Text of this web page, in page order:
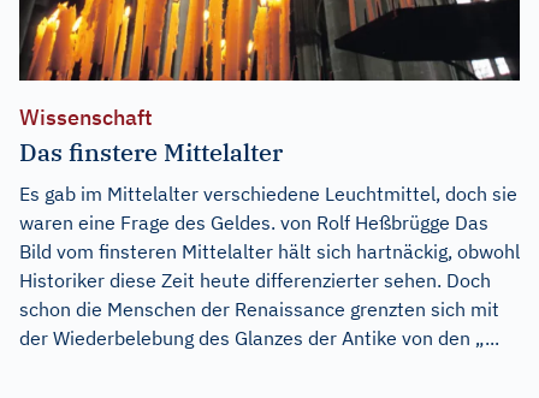
Wissenschaft
Das finstere Mittelalter
Es gab im Mittelalter verschiedene Leuchtmittel, doch sie
waren eine Frage des Geldes. von Rolf Heßbrügge Das
Bild vom finsteren Mittelalter hält sich hartnäckig, obwohl
Historiker diese Zeit heute differenzierter sehen. Doch
schon die Menschen der Renaissance grenzten sich mit
der Wiederbelebung des Glanzes der Antike von den „...